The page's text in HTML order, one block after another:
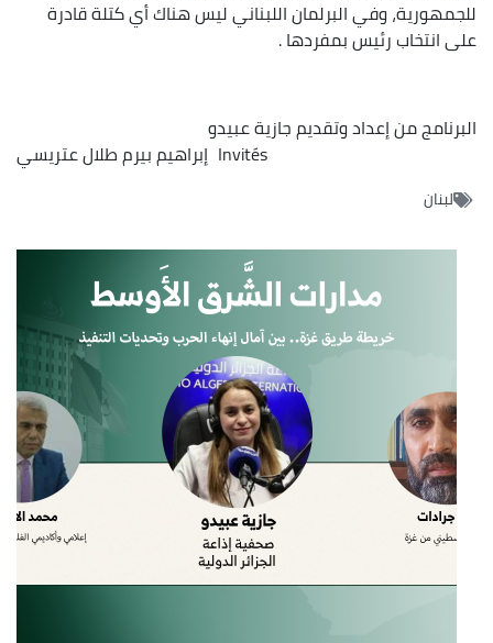
للجمهورية، وفي البرلمان اللبناني ليس هناك أي كتلة قادرة
على انتخاب رئيس بمفردها .
البرنامج من إعداد وتقديم جازية عبيدو
Invités إبراهيم بيرمطلال عتريسي
لبنان